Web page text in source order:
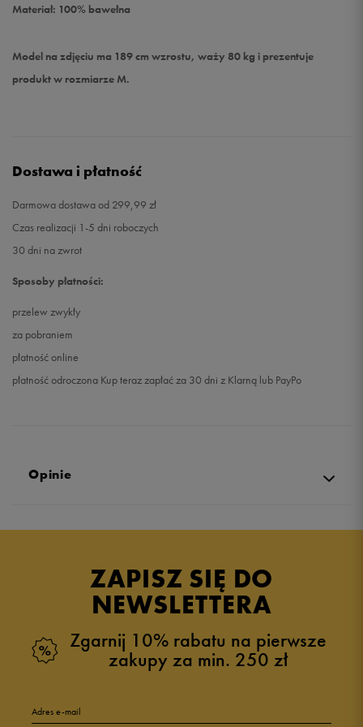
Materiał: 100% bawełna
Model na zdjęciu ma 189 cm wzrostu, waży 80 kg i prezentuje
produkt w rozmiarze M.
Dostawa i płatność
Darmowa dostawa od 299,99 zł
Czas realizacji 1-5 dni roboczych
30 dni na zwrot
Sposoby płatności:
przelew zwykły
za pobraniem
płatność online
płatność odroczona Kup teraz zapłać za 30 dni z Klarną lub PayPo
Opinie
4.9
zebranych i zweryfikowanych przez
4
ZAPISZ SIĘ DO
NEWSLETTERA
Zgarnij 10% rabatu na pierwsze
zakupy za min. 250 zł
Adres e-mail